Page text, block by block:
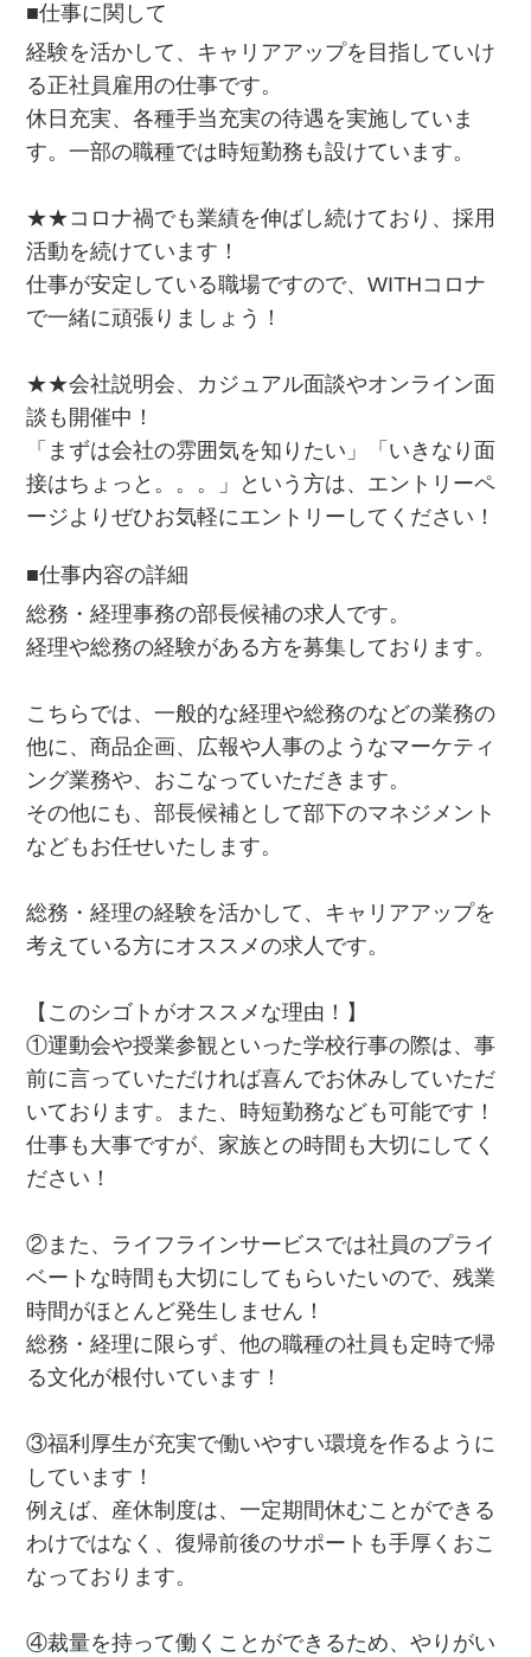
■仕事に関して
経験を活かして、キャリアアップを目指していけ
る正社員雇用の仕事です。
休日充実、各種手当充実の待遇を実施していま
す。一部の職種では時短勤務も設けています。
★★コロナ禍でも業績を伸ばし続けており、採用
活動を続けています！
仕事が安定している職場ですので、WITHコロナ
で一緒に頑張りましょう！
★★会社説明会、カジュアル面談やオンライン面
談も開催中！
「まずは会社の雰囲気を知りたい」「いきなり面
接はちょっと。。。」という方は、エントリーペ
ージよりぜひお気軽にエントリーしてください！
■仕事内容の詳細
総務・経理事務の部長候補の求人です。
経理や総務の経験がある方を募集しております。
こちらでは、一般的な経理や総務のなどの業務の
他に、商品企画、広報や人事のようなマーケティ
ング業務や、おこなっていただきます。
その他にも、部長候補として部下のマネジメント
などもお任せいたします。
総務・経理の経験を活かして、キャリアアップを
考えている方にオススメの求人です。
【このシゴトがオススメな理由！】
①運動会や授業参観といった学校行事の際は、事
前に言っていただければ喜んでお休みしていただ
いております。また、時短勤務なども可能です！
仕事も大事ですが、家族との時間も大切にしてく
ださい！
②また、ライフラインサービスでは社員のプライ
ベートな時間も大切にしてもらいたいので、残業
時間がほとんど発生しません！
総務・経理に限らず、他の職種の社員も定時で帰
る文化が根付いています！
③福利厚生が充実で働いやすい環境を作るように
しています！
例えば、産休制度は、一定期間休むことができる
わけではなく、復帰前後のサポートも手厚くおこ
なっております。
④裁量を持って働くことができるため、やりがい